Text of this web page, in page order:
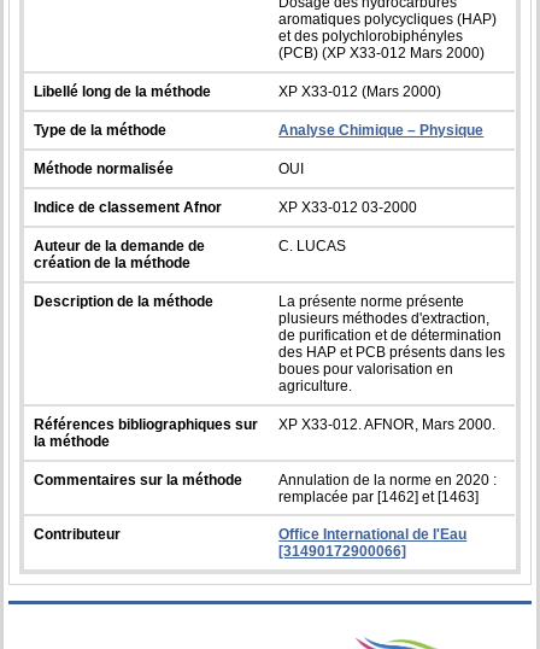
aromatiques polycycliques (HAP)
et des polychlorobiphényles
(PCB) (XP X33-012 Mars 2000)
Libellé long de la méthode XP X33-012 (Mars 2000)
Type de la méthode Analyse Chimique – Physique
Méthode normalisée OUI
Indice de classement Afnor XP X33-012 03-2000
Auteur de la demande de
création de la méthode
C. LUCAS
Description de la méthode
La présente norme présente
plusieurs méthodes d'extraction,
de purification et de détermination
des HAP et PCB présents dans les
boues pour valorisation en
agriculture.
Références bibliographiques sur
la méthode
XP X33-012. AFNOR, Mars 2000.
Commentaires sur la méthode
Annulation de la norme en 2020 :
remplacée par [1462] et [1463]
Contributeur
Office International de l'Eau
[31490172900066]